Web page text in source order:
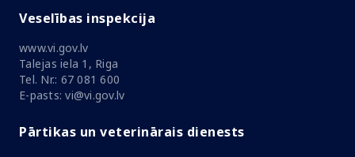
Veselības inspekcija
www.vi.gov.lv
Talejas iela 1, Riga
Tel. Nr.: 67 081 600
E-pasts: vi@vi.gov.lv
Pārtikas un veterinārais dienests